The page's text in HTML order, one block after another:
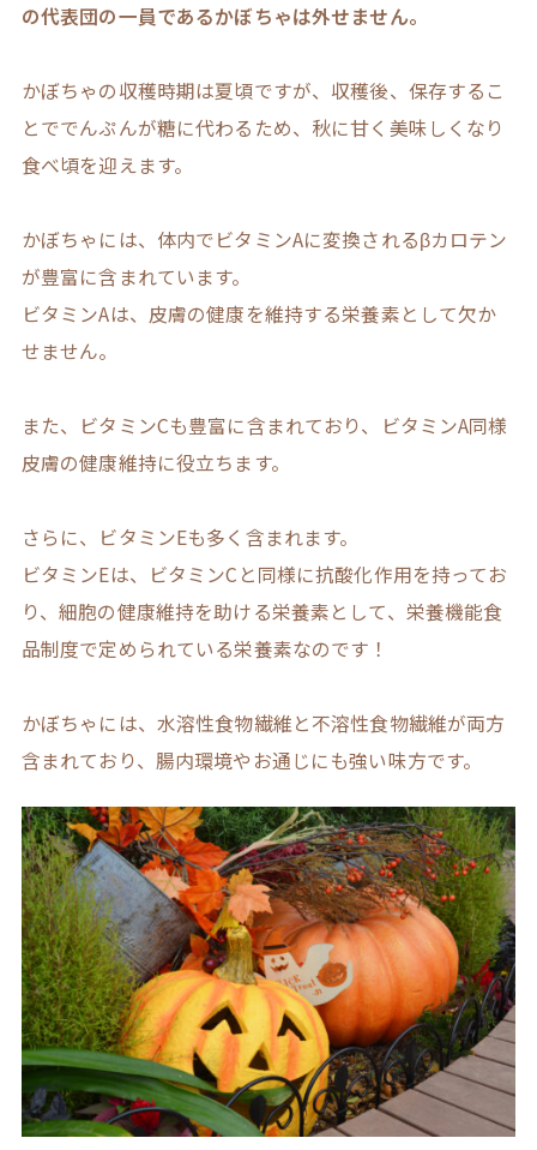
の代表団の一員であるかぼちゃは外せません。
かぼちゃの収穫時期は夏頃ですが、収穫後、保存するこ
とででんぷんが糖に代わるため、秋に甘く美味しくなり
食べ頃を迎えます。
かぼちゃには、体内でビタミンAに変換されるβカロテン
が豊富に含まれています。
ビタミンAは、皮膚の健康を維持する栄養素として欠か
せません。
また、ビタミンCも豊富に含まれており、ビタミンA同様
皮膚の健康維持に役立ちます。
さらに、ビタミンEも多く含まれます。
ビタミンEは、ビタミンCと同様に抗酸化作用を持ってお
り、細胞の健康維持を助ける栄養素として、栄養機能食
品制度で定められている栄養素なのです！
かぼちゃには、水溶性食物繊維と不溶性食物繊維が両方
含まれており、腸内環境やお通じにも強い味方です。